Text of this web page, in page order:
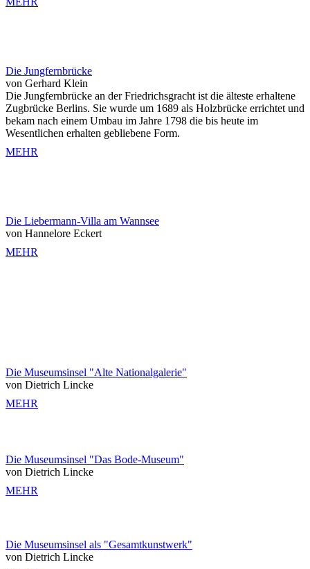
Die Jungfernbrücke
von Gerhard Klein
Die Jungfernbrücke an der Friedrichsgracht ist die älteste erhaltene
Zugbrücke Berlins. Sie wurde um 1689 als Holzbrücke errichtet und
bekam nach einem Umbau im Jahre 1798 die bis heute im
Wesentlichen erhalten gebliebene Form.
MEHR
Die Liebermann-Villa am Wannsee
von Hannelore Eckert
MEHR
Die Museumsinsel "Alte Nationalgalerie"
von Dietrich Lincke
MEHR
Die Museumsinsel "Das Bode-Museum"
von Dietrich Lincke
MEHR
Die Museumsinsel als "Gesamtkunstwerk"
von Dietrich Lincke